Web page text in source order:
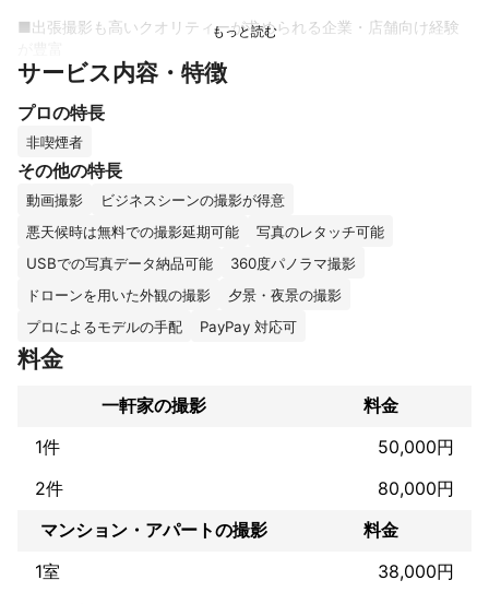
■出張撮影も高いクオリティーが求められる企業・店舗向け経験
「何をどう撮るべきか」からご相談ください
■撮影内容によって最適な機材を持ち込み、セットを組み高品質
の撮影
■HP・会社店舗案内、ネットショップ用の室内外さまざまな撮影
■簡単な動画同時撮影も好評です!
■自己アピールが得意ではないので、仕事ぶりはゼヒ作例と合わ
せて「口コミ評価」の内容もご覧ください
ラッキーなことに学校出てスグに撮影会社のカメラマンとして採
用されて以来、数社のサラリーカメラマンを経て20代で独立。
クションをはじめ数々の企業からのさまざまなジャンルの撮影を
《藤原紀香・織田裕二さんの撮影経験あり！》
…というワケで経験は超長いですが、ブライダル七五三など含め
一般の方からの撮影依頼も積極的に受けるようになってからも既
に１０年近く
サービス内容・特徴
プロの特長
非喫煙者
その他の特長
動画撮影
ビジネスシーンの撮影が得意
悪天候時は無料での撮影延期可能
写真のレタッチ可能
USBでの写真データ納品可能
360度パノラマ撮影
ドローンを用いた外観の撮影
夕景・夜景の撮影
プロによるモデルの手配
PayPay 対応可
料金
一軒家の撮影
料金
1件
50,000円
2件
80,000円
マンション・アパートの撮影
料金
1室
38,000円